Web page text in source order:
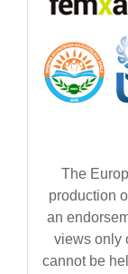
The
production
an
views only
cannot be